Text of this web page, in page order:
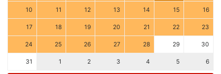
10 11 12 13 14 15 16
17 18 19 20 21 22 23
24 25 26 27 28 29 30
31 1 2 3 4 5 6